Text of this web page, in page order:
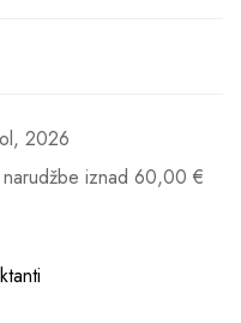
2026
iznad 60,00 €